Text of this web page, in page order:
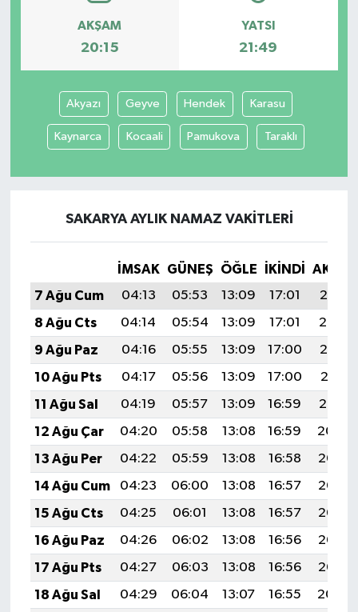
AKŞAM
20:15
YATSI
21:49
Akyazı Geyve Hendek Karasu
Kaynarca Kocaali Pamukova Taraklı
SAKARYA AYLIK NAMAZ VAKITLERI
İMSAK GÜNEŞ ÖĞLE İKINDI
7 Ağu Cum
04:13 05:53 13:09 17:01
20:15
8 Ağu Cts
04:14 05:54 13:09 17:01
20:14
9 Ağu Paz
04:16 05:55 13:09 17:00
20:13
10 Ağu Pts
04:17 05:56 13:09 17:00
20:11
11 Ağu Sal
04:19 05:57 13:09 16:59
20:10
12 Ağu Çar
04:20 05:58 13:08 16:59
20:09
13 Ağu Per
04:22 05:59 13:08 16:58
20:07
14 Ağu Cum
04:23 06:00 13:08 16:57
20:06
15 Ağu Cts
04:25 06:01 13:08 16:57
20:05
16 Ağu Paz
04:26 06:02 13:08 16:56
20:03
17 Ağu Pts
04:27 06:03 13:08 16:56
20:02
18 Ağu Sal
04:29 06:04 13:07 16:55
20:00